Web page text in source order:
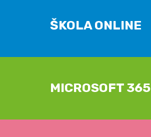
ŠKOLA ONLINE
MICROSOFT 365